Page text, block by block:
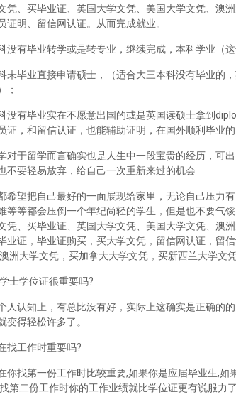
凭、买毕业证、英国大学文凭、美国大学文凭、澳
证明、留信网认证。从而完成就业。
没有毕业转学或是转专业，继续完成，本科学业（
未毕业直接申请硕士，（适合大三本科没有毕业的
；
没有毕业实在不愿意出国的或是英国读硕士拿到
证，和留信认证，也能辅助证明，在国外顺利毕业的
对于留学而言确实也是人生中一段宝贵的经历，可
不要轻易放弃，给自己一次重新来过的机会
希望把自己最好的一面展现给家里，无论自己压力
等等都会压倒一个年纪尚轻的学生，但是也不要气
凭、买毕业证、英国大学文凭、美国大学文凭、澳
业证，毕业证购买，买大学文凭，留信网认证，留
洲大学文凭，买加拿大大学文凭，买新西兰大学文
士学位证很重要吗?
人认知上，有总比没有好，实际上这确实是正确的
变得轻松许多了。
找工作时重要吗?
你找第一份工作时比较重要,如果你是应届毕业生,
第二份工作时你的工作业绩就比学位证更有说服力